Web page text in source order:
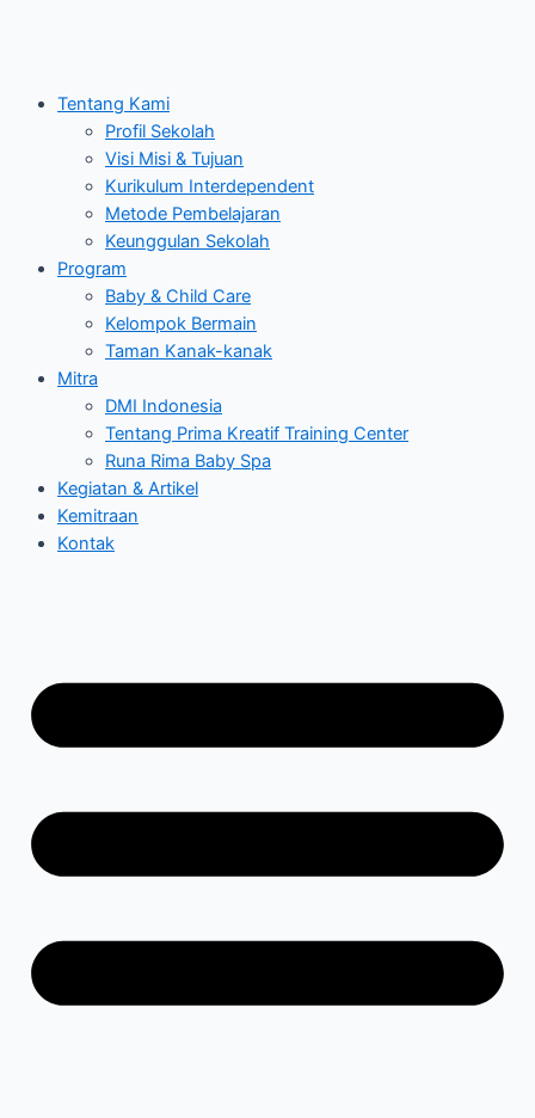
Tentang Kami
Profil Sekolah
Visi Misi & Tujuan
Kurikulum Interdependent
Metode Pembelajaran
Keunggulan Sekolah
Program
Baby & Child Care
Kelompok Bermain
Taman Kanak-kanak
Mitra
DMI Indonesia
Tentang Prima Kreatif Training Center
Runa Rima Baby Spa
Kegiatan & Artikel
Kemitraan
Kontak